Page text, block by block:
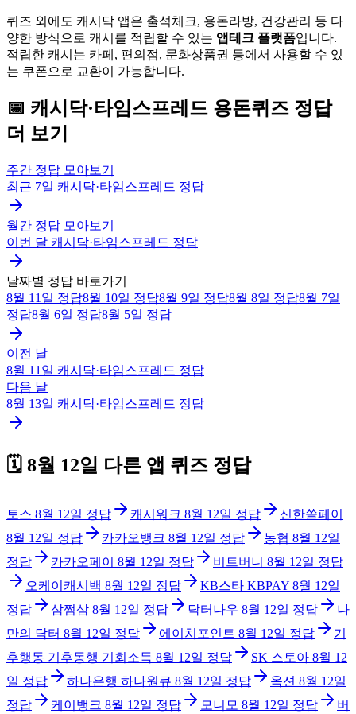
퀴즈 외에도 캐시닥 앱은 출석체크, 용돈라방, 건강관리 등 다
양한 방식으로 캐시를 적립할 수 있는 앱테크 플랫폼입니다.
적립한 캐시는 카페, 편의점, 문화상품권 등에서 사용할 수 있
는 쿠폰으로 교환이 가능합니다.
📅 캐시닥·타임스프레드 용돈퀴즈 정답
더 보기
주간 정답 모아보기
최근 7일 캐시닥·타임스프레드 정답
월간 정답 모아보기
이번 달 캐시닥·타임스프레드 정답
날짜별 정답 바로가기
8월 11일 정답8월 10일 정답8월 9일 정답8월 8일 정답8월 7일
정답8월 6일 정답8월 5일 정답
이전 날
8월 11일 캐시닥·타임스프레드 정답
다음 날
8월 13일 캐시닥·타임스프레드 정답
🗓️ 8월 12일 다른 앱 퀴즈 정답
토스 8월 12일 정답 캐시워크 8월 12일 정답
신한쏠페이
8월 12일 정답 카카오뱅크 8월 12일 정답 농협 8월 12일
정답
카카오페이 8월 12일 정답 비트버니 8월 12일 정답
오케이캐시백 8월 12일 정답 KB스타 KBPAY 8월 12일
정답
삼쩜삼 8월 12일 정답 닥터나우 8월 12일 정답
나
만의 닥터 8월 12일 정답 에이치포인트 8월 12일 정답
기
후행동 기후동행 기회소득 8월 12일 정답 SK 스토아 8월 12
일 정답 하나은행 하나원큐 8월 12일 정답 옥션 8월 12일
정답
케이뱅크 8월 12일 정답 모니모 8월 12일 정답
버